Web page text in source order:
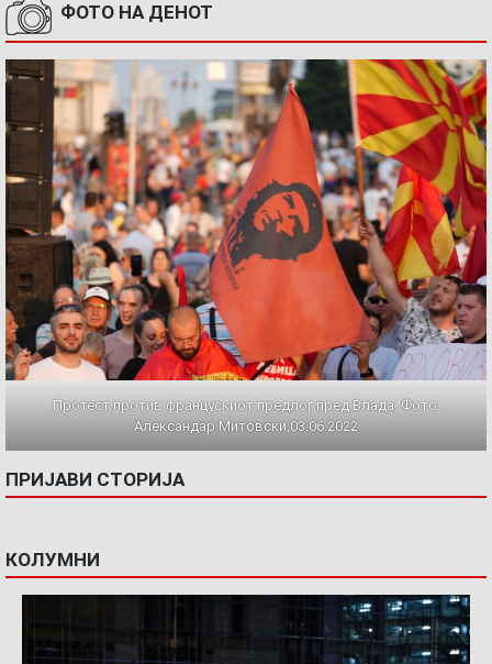
ФОТО НА ДЕНОТ
Протест против францускиот предлог пред Влада. Фото:
Александар Митовски,03.06.2022
ПРИЈАВИ СТОРИЈА
КОЛУМНИ